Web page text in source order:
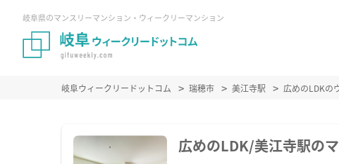
岐阜県のマンスリーマンション・ウィークリーマンション
岐阜ウィークリードットコム 瑞穂市 美江寺駅 広めのLDKの
広めのLDK/美江寺駅の